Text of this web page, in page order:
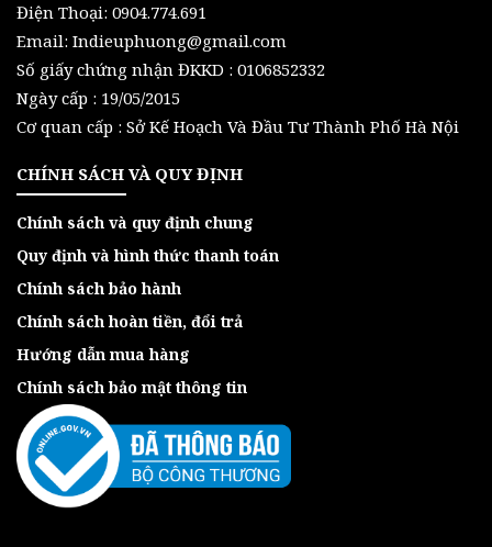
Điện Thoại: 0904.774.691
Email: Indieuphuong@gmail.com
Số giấy chứng nhận ĐKKD : 0106852332
Ngày cấp : 19/05/2015
Cơ quan cấp : Sở Kế Hoạch Và Đầu Tư Thành Phố Hà Nội
CHÍNH SÁCH VÀ QUY ĐỊNH
Chính sách và quy định chung
Quy định và hình thức thanh toán
Chính sách bảo hành
Chính sách hoàn tiền, đổi trả
Hướng dẫn mua hàng
Chính sách bảo mật thông tin